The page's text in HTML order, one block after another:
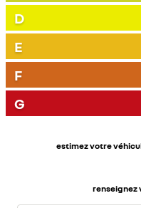
D
E
F
G
estimez votre
renseignez